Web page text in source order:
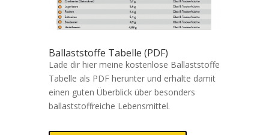
Ballaststoffe Tabelle (PDF)
Lade dir hier meine kostenlose Ballaststoffe
Tabelle als PDF herunter und erhalte damit
einen guten Überblick über besonders
ballaststoffreiche Lebensmittel.